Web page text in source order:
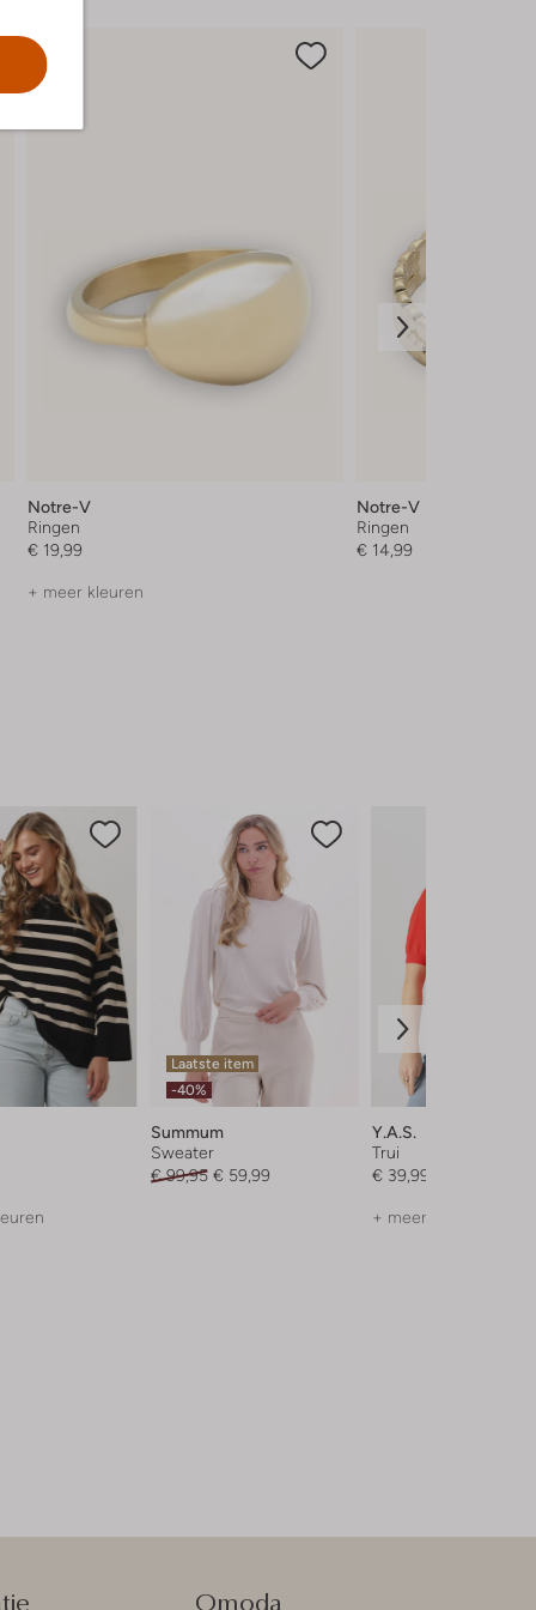
Notre-V
Ringen
€ 19,99
+ meer kleuren
Notre-V
Ringen
€ 14,99
Laatste item
-40%
Summum
Sweater
€ 99,95 € 59,99
Y.a.s.
Trui
€ 39,99
+ meer kleuren
Omoda